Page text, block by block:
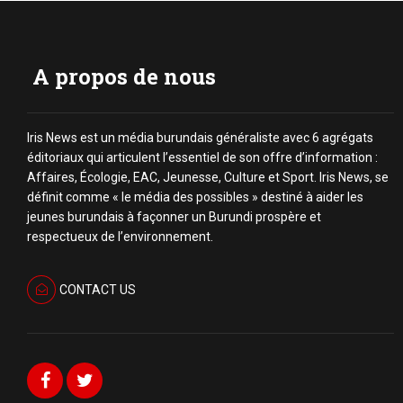
A propos de nous
Iris News est un média burundais généraliste avec 6 agrégats
éditoriaux qui articulent l’essentiel de son offre d’information :
Affaires, Écologie, EAC, Jeunesse, Culture et Sport. Iris News, se
définit comme « le média des possibles » destiné à aider les
jeunes burundais à façonner un Burundi prospère et
respectueux de l’environnement.
CONTACT US